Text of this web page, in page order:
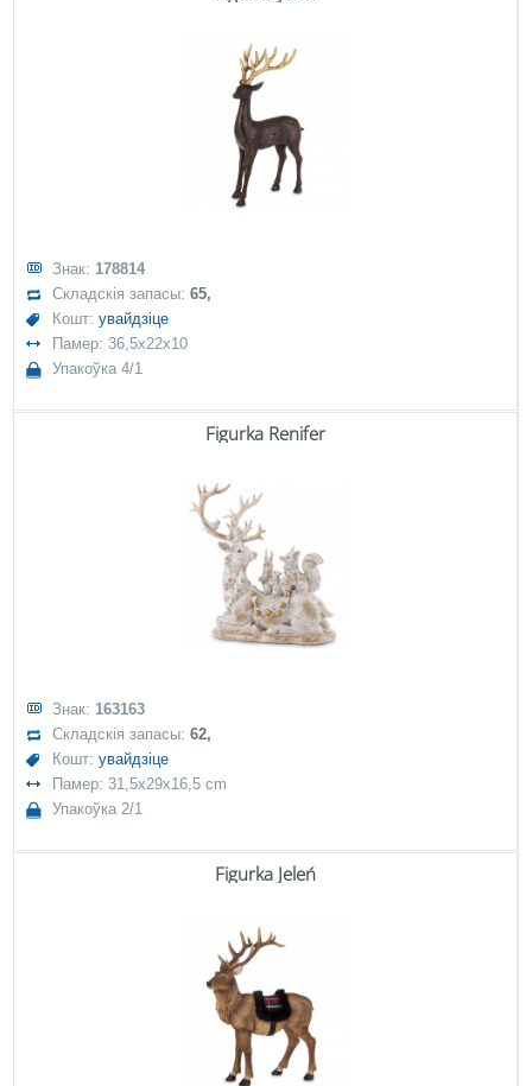
Знак: 178814
Складскія запасы:65,
Кошт:увайдзіце
Памер: 36,5x22x10
Упакоўка 4/1
Figurka Renifer
Знак: 163163
Складскія запасы:62,
Кошт:увайдзіце
Памер: 31,5x29x16,5 cm
Упакоўка 2/1
Figurka Jeleń